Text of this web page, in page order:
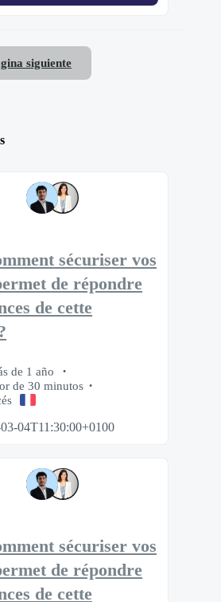
siguiente
sécuriser vos
de répondre
de cette
de 1 año
de 30 minutos
04T11:30:00+0100
sécuriser vos
de répondre
de cette